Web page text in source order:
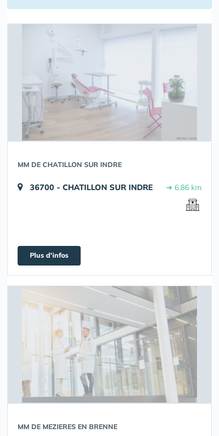
MM DE CHATILLON SUR INDRE
36700 - CHATILLON SUR INDRE ➔ 6.86 km
Plus d'infos
MM DE MEZIERES EN BRENNE